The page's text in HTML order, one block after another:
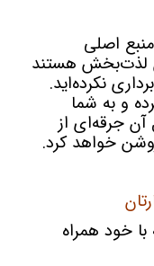
اصلی
لذت‌بخش هستند
نکرده‌اید.
و به شما
آن جرقه‌ای از
خواهد کرد.
خود همراه